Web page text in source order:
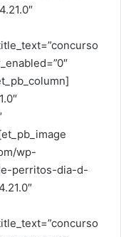
wp-
perritos-dia-d-